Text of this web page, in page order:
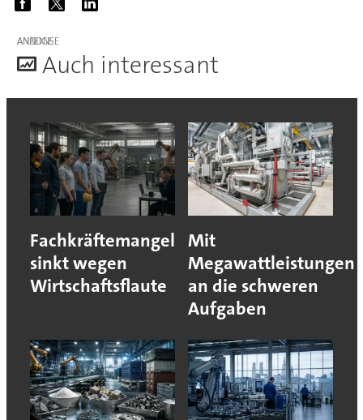
ANZEIGE
Auch interessant
Fachkräftemangel
sinkt wegen
Wirtschaftsflaute
Mit
Megawattleistungen
an die schweren
Aufgaben